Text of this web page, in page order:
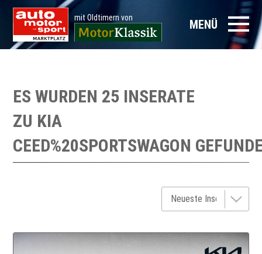
mit Oldtimern von MENÜ
ES WURDEN 25 INSERATE
ZU KIA
CEED%20SPORTSWAGON